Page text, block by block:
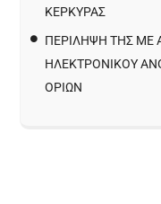
ΚΈΡΚΥΡΑΣ
ΠΕΡΙΛΗΨΗ ΤΗΣ ΜΕ
ΗΛΕΚΤΡΟΝΙΚΟΥ
ΟΡΙΩΝ